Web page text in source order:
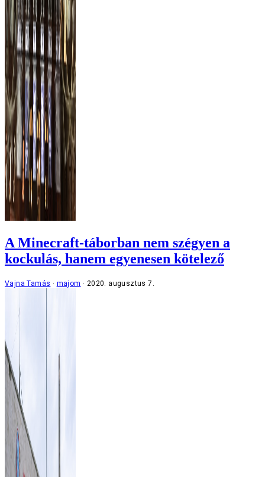
A Minecraft-táborban nem szégyen a
kockulás, hanem egyenesen kötelező
Vajna Tamás majom 2020. augusztus 7.